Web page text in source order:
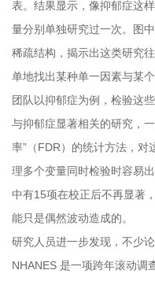
表。结果显示，像抑郁症这
量分别单独研究过一次。图
稀疏结构，揭示出这类研究
单地找出某种单一因素与某个
团队以抑郁症为例，检验这
与抑郁症显著相关的研究，
率”（FDR）的统计方法，对
理多个变量同时检验时容易
中有15项在校正后不再显著
能只是偶然波动造成的。
研究人员进一步发现，不少
NHANES 是一项跨年滚动调